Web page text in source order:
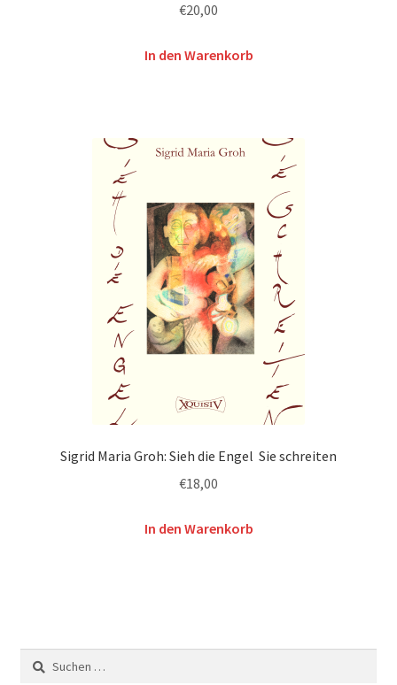
€20,00
In den Warenkorb
Sigrid Maria Groh: Sieh die Engel Sie schreiten
€18,00
In den Warenkorb
Suchen
nach: